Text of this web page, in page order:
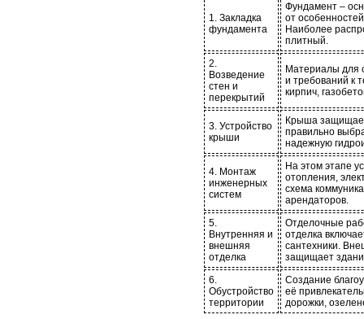
1. Закладка
фундамента
Фундамент –
от
Наиболее
плитный.
2.
Возведение
стен и
перекрытий
Материалы для
и требований к
кирпич,
3. Устройство
крыши
Крыша
правильно
надежную
4. Монтаж
инженерных
систем
На этом этапе
отопления,
схема
арендаторов.
5.
Внутренняя и
внешняя
отделка
Отделочные
отделка
сантехники.
защищает
6.
Обустройство
территории
Создание
её
дорожки,